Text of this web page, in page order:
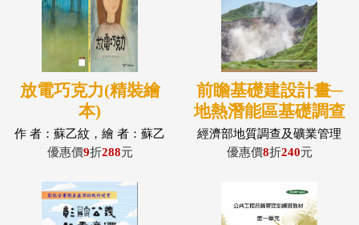
放電巧克力(精裝繪
本)
作 者：蘇乙紋，繪 者：蘇乙
紋、陳元一
優惠價9折288元
前瞻基礎建設計畫─
地熱潛能區基礎調查
成果彙編
經濟部地質調查及礦業管理
中心
優惠價8折240元